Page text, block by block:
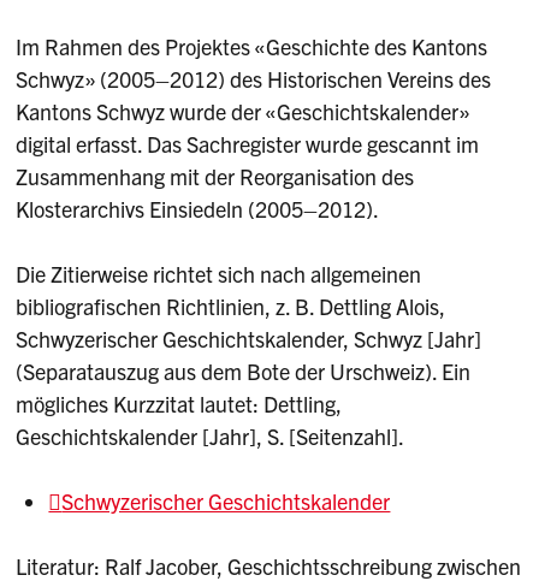
Im Rahmen des Projektes «Geschichte des Kantons
Schwyz» (2005–2012) des Historischen Vereins des
Kantons Schwyz wurde der «Geschichtskalender»
digital erfasst. Das Sachregister wurde gescannt im
Zusammenhang mit der Reorganisation des
Klosterarchivs Einsiedeln (2005–2012).
Die Zitierweise richtet sich nach allgemeinen
bibliografischen Richtlinien, z. B. Dettling Alois,
Schwyzerischer Geschichtskalender, Schwyz [Jahr]
(Separatauszug aus dem Bote der Urschweiz). Ein
mögliches Kurzzitat lautet: Dettling,
Geschichtskalender [Jahr], S. [Seitenzahl].
Schwyzerischer Geschichtskalender
Literatur: Ralf Jacober, Geschichtsschreibung zwischen